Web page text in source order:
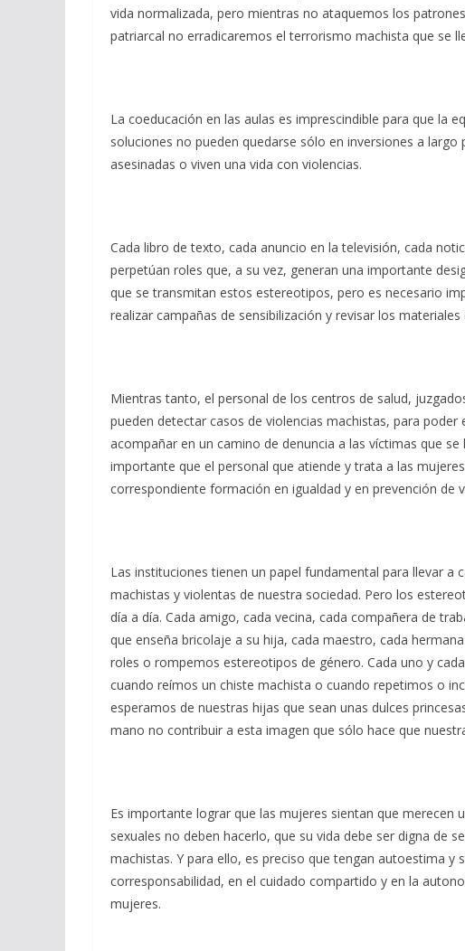
vida normalizada, pero mientras no ataquemos los
patriarcal no erradicaremos el terrorismo machista que se
La coeducación en las aulas es imprescindible para que la
soluciones no pueden quedarse sólo en inversiones a
asesinadas o viven una vida con violencias.
Cada libro de texto, cada anuncio en la televisión, cada
perpetúan roles que, a su vez, generan una importante
que se transmitan estos estereotipos, pero es necesario
realizar campañas de sensibilización y revisar los materiales
Mientras tanto, el personal de los centros de salud,
pueden detectar casos de violencias machistas, para
acompañar en un camino de denuncia a las víctimas que
importante que el personal que atiende y trata a las
correspondiente formación en igualdad y en prevención de
Las instituciones tienen un papel fundamental para llevar a
machistas y violentas de nuestra sociedad. Pero los
día a día. Cada amigo, cada vecina, cada compañera de
que enseña bricolaje a su hija, cada maestro, cada
roles o rompemos estereotipos de género. Cada uno y
cuando reímos un chiste machista o cuando repetimos o
esperamos de nuestras hijas que sean unas dulces
mano no contribuir a esta imagen que sólo hace que
Es importante lograr que las mujeres sientan que
sexuales no deben hacerlo, que su vida debe ser digna de
machistas. Y para ello, es preciso que tengan autoestima y
corresponsabilidad, en el cuidado compartido y en la
mujeres.